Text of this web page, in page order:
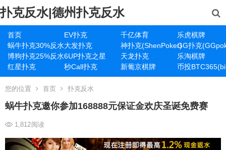
扑克反水|德州扑克反水
首页 EV扑克 千亿体育
乐虎棋牌
蜗牛扑克30%反水大发扑克 神扑克(ShenPoker)GG扑克
博狗扑克25%反水6UP扑克之星 天龙扑克
乐淘棋牌
红星扑克
秒Call扑克 新葡京棋牌 币投
您的位置 首页 扑克反水
蜗牛扑克邀你参加168888元保证金欢庆圣诞免费赛
1,812阅读